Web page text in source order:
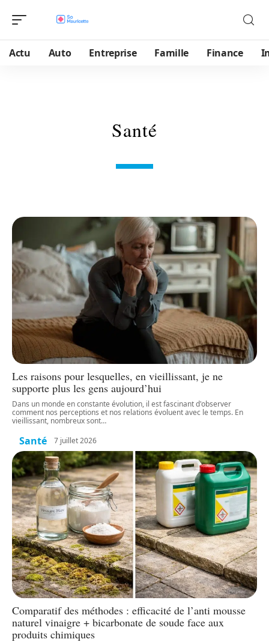
Actu Auto Entreprise Famille Finance
Santé
Les raisons pour lesquelles, en vieillissant, je ne
supporte plus les gens aujourd’hui
Dans un monde en constante évolution, il est fascinant d'observer
comment nos perceptions et nos relations évoluent avec le temps. En
vieillissant, nombreux sont…
Santé 7 juillet 2026
Comparatif des méthodes : efficacité de l’anti mousse
naturel vinaigre + bicarbonate de soude face aux
produits chimiques